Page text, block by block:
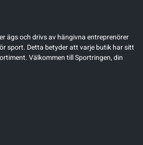
ägs och drivs av hängivna entreprenörer
sport. Detta betyder att varje butik har sitt
Välkommen till Sportringen, din